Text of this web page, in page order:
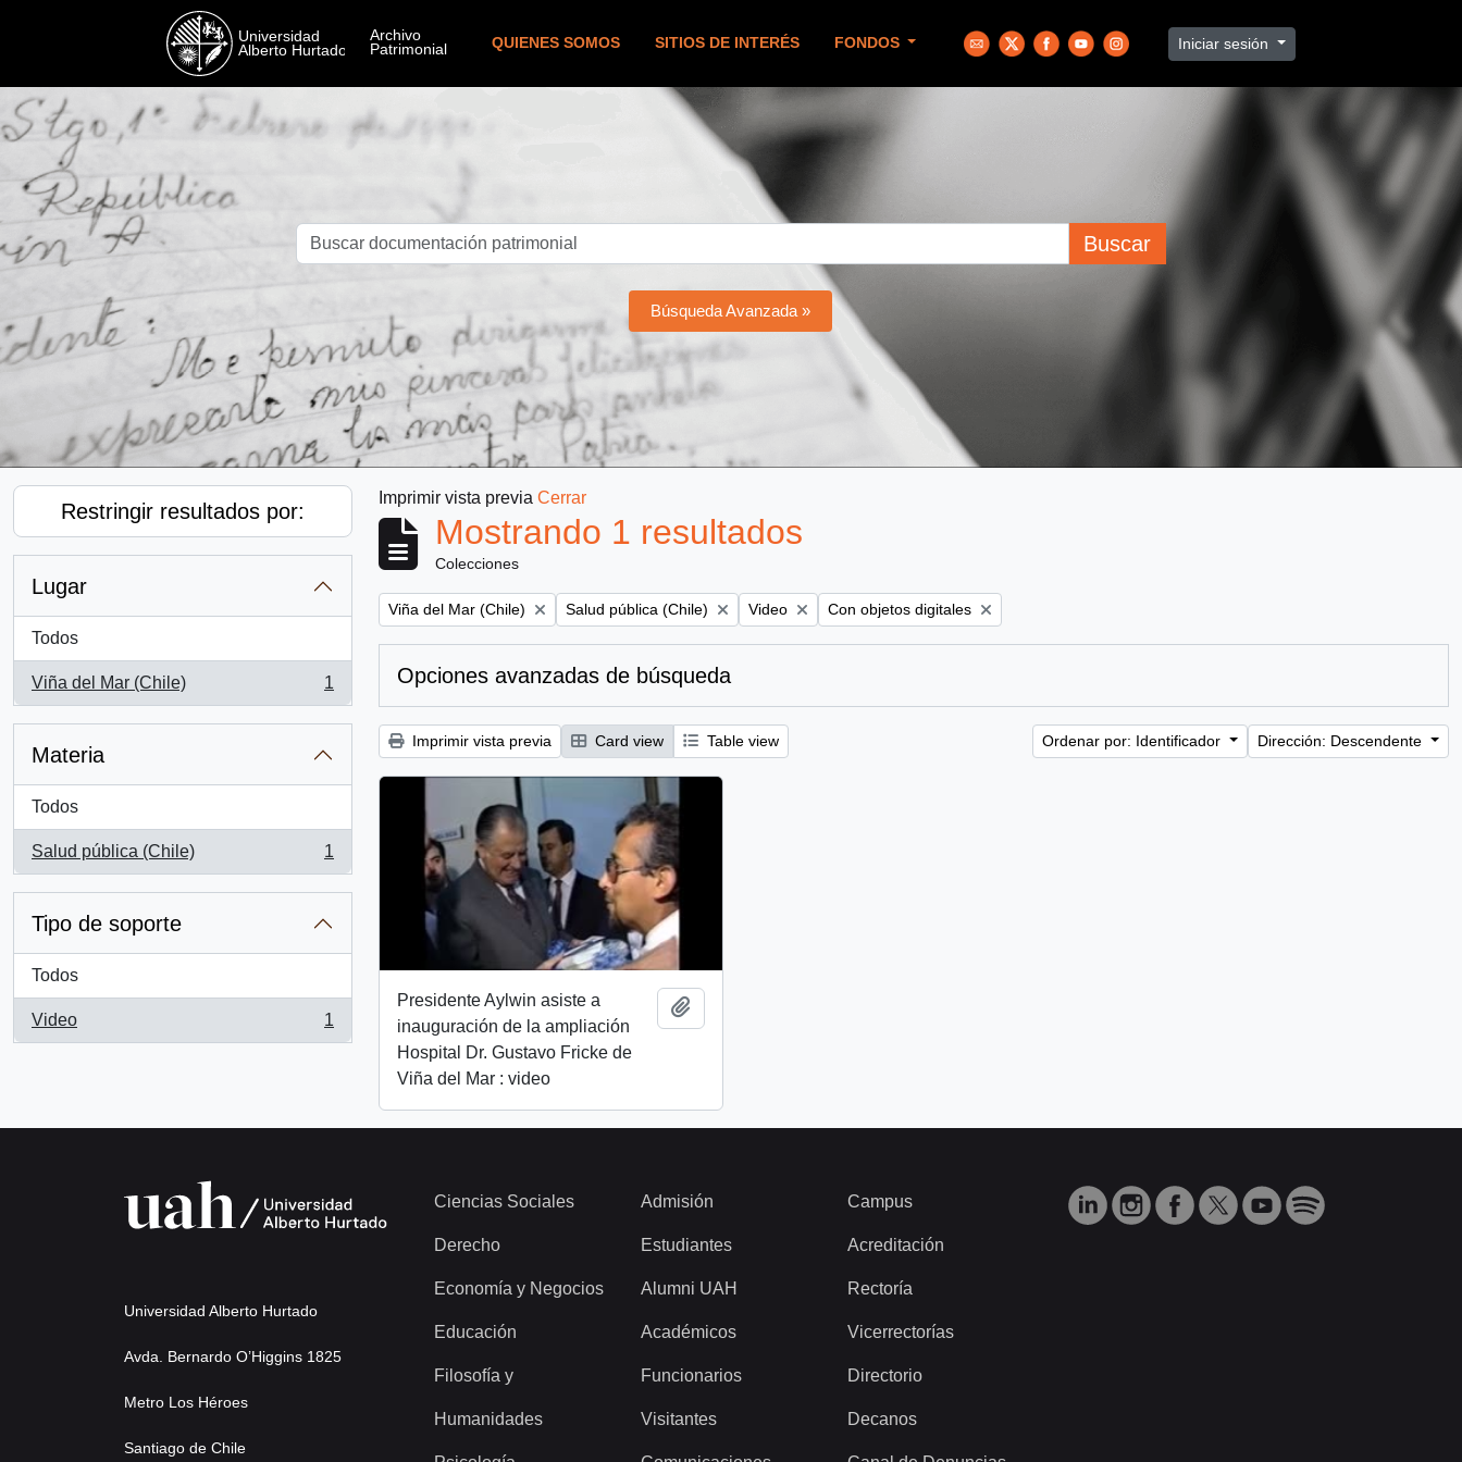
QUIENES SOMOS SITIOS DE INTERÉS FONDOS Iniciar sesión
Buscar
Búsqueda Avanzada »
Restringir resultados por:
Lugar
Todos
Viña del Mar (Chile)
, 1 resultados
1
Materia
Todos
Salud pública (Chile)
, 1 resultados
1
Tipo de soporte
Todos
Video
, 1 resultados
1
Imprimir vista previa Cerrar
Mostrando 1 resultados
Colecciones
Remove filter:
Viña del Mar (Chile) Remove filter:
Salud pública (Chile) Remove filter:
Video Remove filter:
Con objetos digitales
Opciones avanzadas de búsqueda
Imprimir vista previa Card view Table view Ordenar por: Identificador Dirección: Descendente
Presidente Aylwin asiste a
inauguración de la ampliación
Hospital Dr. Gustavo Fricke de
Viña del Mar : video
Universidad Alberto Hurtado
Avda. Bernardo O’Higgins 1825
Metro Los Héroes
Santiago de Chile
Ciencias Sociales
Derecho
Economía y Negocios
Educación
Filosofía y
Humanidades
Admisión
Estudiantes
Alumni UAH
Académicos
Funcionarios
Visitantes
Campus
Acreditación
Rectoría
Vicerrectorías
Directorio
Decanos